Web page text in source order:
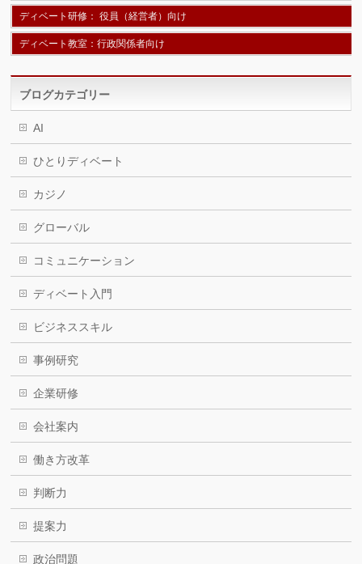
ディベート研修： 役員（経営者）向け
ディベート教室：行政関係者向け
ブログカテゴリー
AI
ひとりディベート
カジノ
グローバル
コミュニケーション
ディベート入門
ビジネススキル
事例研究
企業研修
会社案内
働き方改革
判断力
提案力
政治問題